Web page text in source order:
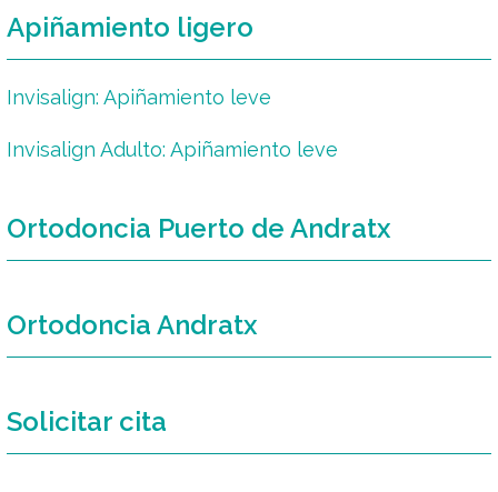
Apiñamiento ligero
Invisalign: Apiñamiento leve
Invisalign Adulto: Apiñamiento leve
Ortodoncia Puerto de Andratx
Ortodoncia Andratx
Solicitar cita